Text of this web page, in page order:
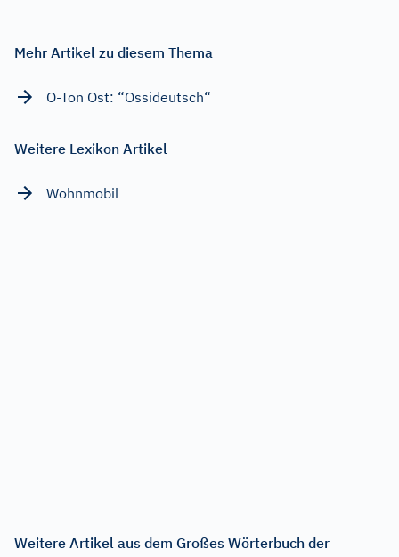
Mehr Artikel zu diesem Thema
O-Ton Ost: “Ossideutsch“
Weitere Lexikon Artikel
Wohnmobil
Weitere Artikel aus dem Großes Wörterbuch der